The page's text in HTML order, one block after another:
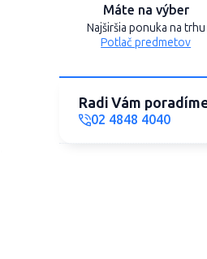
Máte na výber
Najširšia ponuka na trhu
Potlač predmetov
Radi Vám
02 4848 4040